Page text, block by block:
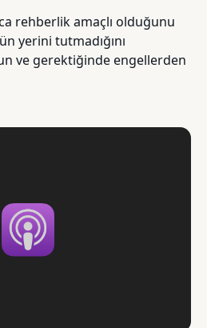
rehberlik amaçlı olduğunu
yerini tutmadığını
ve gerektiğinde engellerden